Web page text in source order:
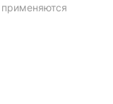
применяются